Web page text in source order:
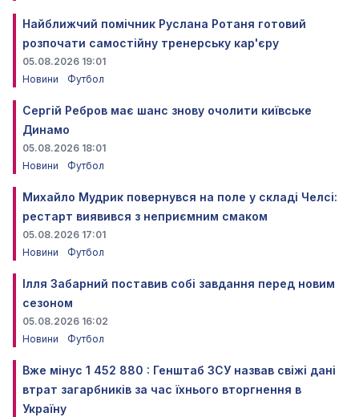
Найближчий помічник Руслана Ротаня готовий
розпочати самостійну тренерську кар'єру
05.08.2026 19:01
Новини
Футбол
Сергій Ребров має шанс знову очолити київське
Динамо
05.08.2026 18:01
Новини
Футбол
Михайло Мудрик повернувся на поле у складі Челсі:
рестарт виявився з неприємним смаком
05.08.2026 17:01
Новини
Футбол
Ілля Забарний поставив собі завдання перед новим
сезоном
05.08.2026 16:02
Новини
Футбол
Вже мінус 1 452 880 : Генштаб ЗСУ назвав свіжі дані
втрат загарбників за час їхнього вторгнення в
Україну